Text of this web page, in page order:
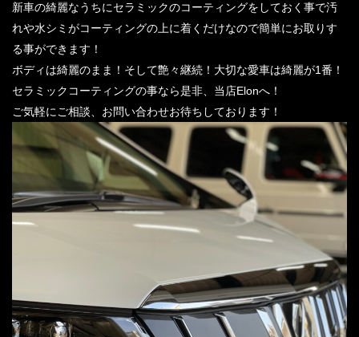
新車の綺麗なうちにセラミックのコーティングをしておく事で汚
れや水シミがコーティングの上に着くだけなので簡単にお取りす
る事ができます！
ボディは綺麗のまま！そして艶々継続！大切な愛車は綺麗が1番！
セラミックコーティングの事なら是非、当店Elonへ！
ご気軽にご相談、お問い合わせお待ちしております！